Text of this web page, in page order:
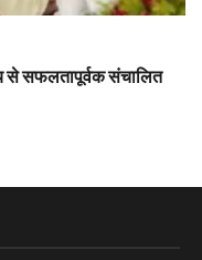
से सफलतापूर्वक संचालित